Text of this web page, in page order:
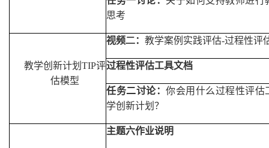
思考
教学创新计划 TIP评
估模型
视频二： 教学案例实践评估-过程性评
过程性评估工具文档
任务二讨论： 你会用什么过程性评估
学创新计划 ？
主题六作业说明